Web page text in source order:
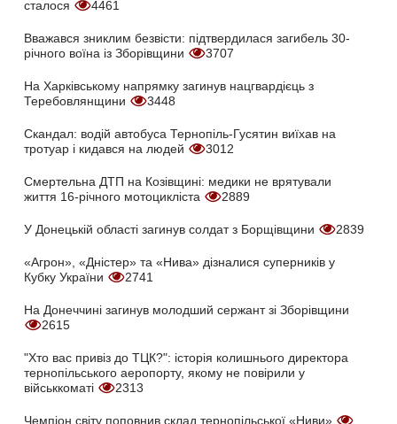
сталося
4461
Вважався зниклим безвісти: підтвердилася загибель 30-
річного воїна із Зборівщини
3707
На Харківському напрямку загинув нацгвардієць з
Теребовлянщини
3448
Скандал: водій автобуса Тернопіль-Гусятин виїхав на
тротуар і кидався на людей
3012
Смертельна ДТП на Козівщині: медики не врятували
життя 16-річного мотоцикліста
2889
У Донецькій області загинув солдат з Борщівщини 2839
«Агрон», «Дністер» та «Нива» дізналися суперників у
Кубку України
2741
На Донеччині загинув молодший сержант зі Зборівщини
2615
"Хто вас привіз до ТЦК?": історія колишнього директора
тернопільського аеропорту, якому не повірили у
військкоматі
2313
Чемпіон світу поповнив склад тернопільської «Ниви»